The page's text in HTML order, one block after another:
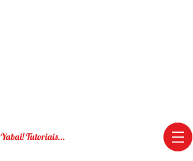
Yabai! Tutoriais...